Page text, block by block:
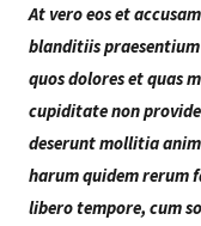
At vero eos et
blanditiis
quos dolores et quas
cupiditate non
deserunt mollitia
harum quidem rerum
libero tempore, cum